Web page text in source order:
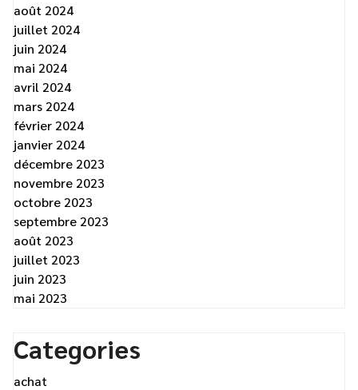
août 2024
juillet 2024
juin 2024
mai 2024
avril 2024
mars 2024
février 2024
janvier 2024
décembre 2023
novembre 2023
octobre 2023
septembre 2023
août 2023
juillet 2023
juin 2023
mai 2023
Categories
achat